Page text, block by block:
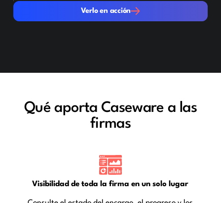
Verlo en acción
Verlo en acción
Qué aporta Caseware a las
firmas
Visibilidad de toda la firma en un solo lugar